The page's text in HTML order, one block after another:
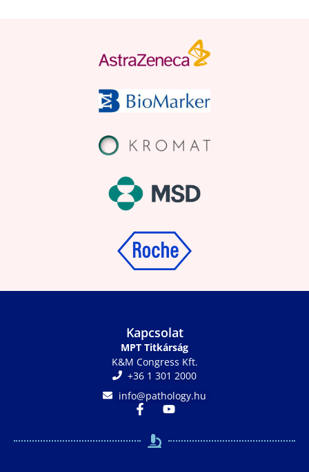
Kapcsolat
MPT Titkárság
K&M Congress Kft.
+36 1 301 2000
info@pathology.hu